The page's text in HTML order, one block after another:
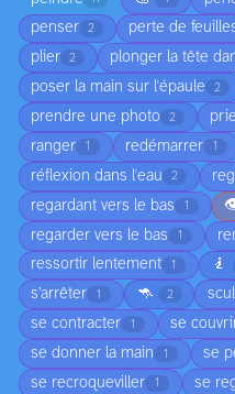
penser 2 perte de
plier 2 plonger la tête
poser la main sur l'épaule 2
prendre une photo 2
ranger 1 redémarrer 1
réflexion dans l'eau 2
regardant vers le bas 1
regarder vers le bas 1
ressortir lentement 1 🧎
s’arrêter 1 🦘 2
se contracter 1 se
se donner la main 1 se
se recroqueviller 1 se